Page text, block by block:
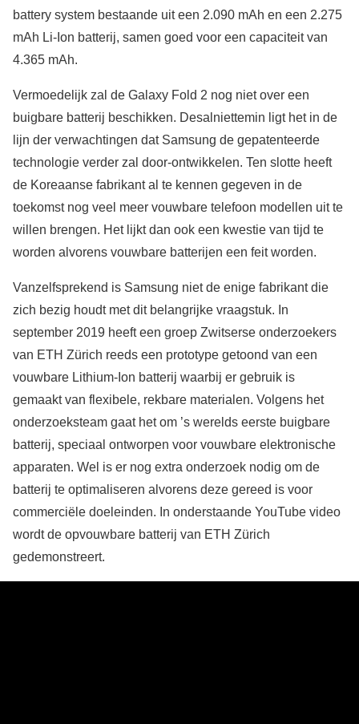
battery system bestaande uit een 2.090 mAh en een 2.275
mAh Li-Ion batterij, samen goed voor een capaciteit van
4.365 mAh.
Vermoedelijk zal de Galaxy Fold 2 nog niet over een
buigbare batterij beschikken. Desalniettemin ligt het in de
lijn der verwachtingen dat Samsung de gepatenteerde
technologie verder zal door-ontwikkelen. Ten slotte heeft
de Koreaanse fabrikant al te kennen gegeven in de
toekomst nog veel meer vouwbare telefoon modellen uit te
willen brengen. Het lijkt dan ook een kwestie van tijd te
worden alvorens vouwbare batterijen een feit worden.
Vanzelfsprekend is Samsung niet de enige fabrikant die
zich bezig houdt met dit belangrijke vraagstuk. In
september 2019 heeft een groep Zwitserse onderzoekers
van ETH Zürich reeds een prototype getoond van een
vouwbare Lithium-Ion batterij waarbij er gebruik is
gemaakt van flexibele, rekbare materialen. Volgens het
onderzoeksteam gaat het om ’s werelds eerste buigbare
batterij, speciaal ontworpen voor vouwbare elektronische
apparaten. Wel is er nog extra onderzoek nodig om de
batterij te optimaliseren alvorens deze gereed is voor
commerciële doeleinden. In onderstaande YouTube video
wordt de opvouwbare batterij van ETH Zürich
gedemonstreert.